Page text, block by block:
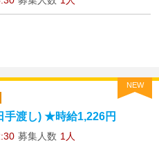
NEW
手渡し) ★時給1,226円
募集人数 1人